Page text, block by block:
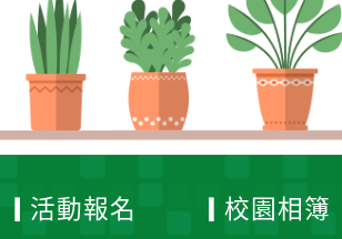
活動報名 校園相簿